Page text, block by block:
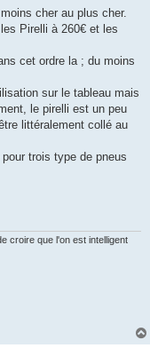
cher au plus cher.
Pirelli à 260€ et les
cet ordre la ; du moins
sur le tableau mais
le pirelli est un peu
littéralement collé au
trois type de pneus
croire que l'on est intelligent